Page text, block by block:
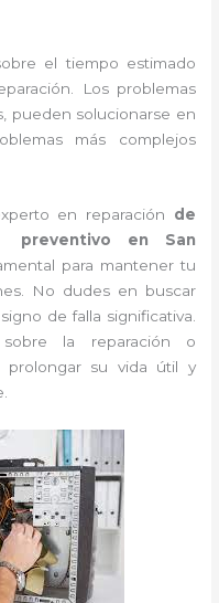
el tiempo estimado
Los problemas
pueden solucionarse en
más complejos
en reparación de
preventivo en San
para mantener tu
No dudes en buscar
de falla significativa.
sobre la reparación o
su vida útil y